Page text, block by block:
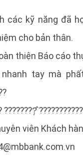
các kỹ năng đã
cho bản thân.
thiện Báo cáo
tay mà
????????̣̂
viên Khách